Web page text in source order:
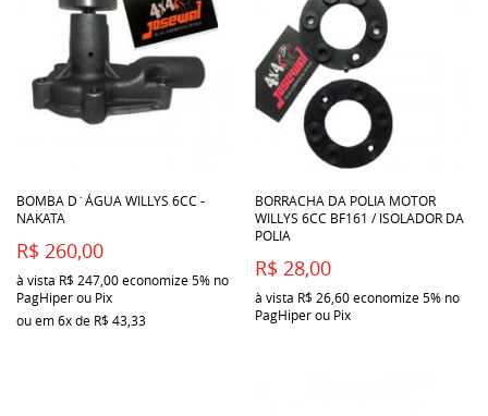
BOMBA D´ÁGUA WILLYS 6CC -
NAKATA
R$ 260,00
à vista R$ 247,00economize5% no
PagHiper ou Pix
ou em6xde R$ 43,33
BORRACHA DA POLIA MOTOR
WILLYS 6CC BF161 / ISOLADOR DA
POLIA
R$ 28,00
à vista R$ 26,60economize5% no
PagHiper ou Pix